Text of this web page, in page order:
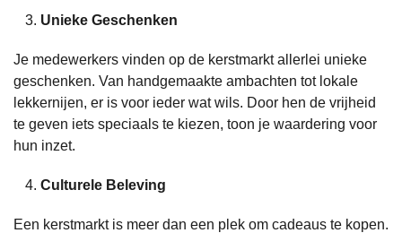
Unieke Geschenken
Je medewerkers vinden op de kerstmarkt allerlei unieke
geschenken. Van handgemaakte ambachten tot lokale
lekkernijen, er is voor ieder wat wils. Door hen de vrijheid
te geven iets speciaals te kiezen, toon je waardering voor
hun inzet.
Culturele Beleving
Een kerstmarkt is meer dan een plek om cadeaus te kopen.